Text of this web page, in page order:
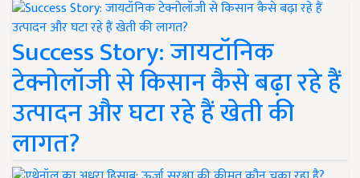
Success Story: जायटॉनिक
टेक्नोलॉजी से किसान कैसे बढ़ा रहे हैं
उत्पादन और घटा रहे हैं खेती की
लागत?